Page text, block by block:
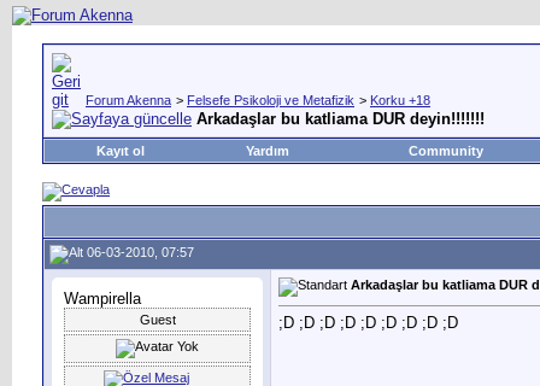
Forum Akenna > Felsefe Psikoloji ve Metafizik > Korku +18
Arkadaşlar bu katliama DUR deyin!!!!!!!
Kayıt ol Yardım Community
06-03-2010, 07:57
Wampirella
Guest
Arkadaşlar bu katliama DUR
;D ;D ;D ;D ;D ;D ;D ;D ;D